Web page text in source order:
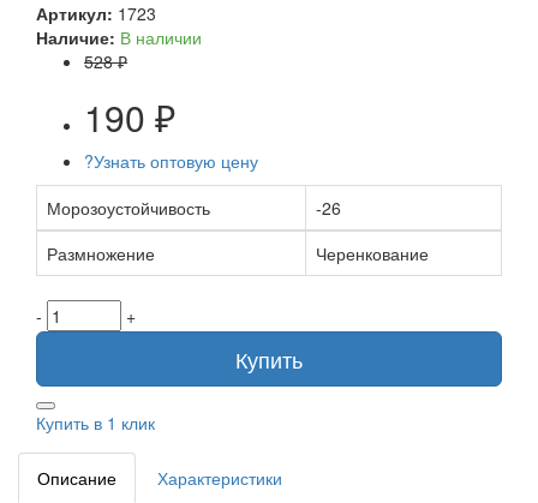
Артикул: 1723
Наличие: В наличии
528 ₽
190 ₽
?Узнать оптовую цену
Морозоустойчивость
-26
Размножение
Черенкование
- +
Купить
Купить в 1 клик
Описание Характеристики